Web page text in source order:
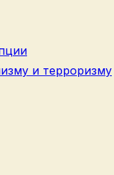
и терроризму